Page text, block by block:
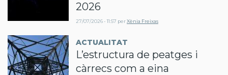
2026
27/07/2026 - 11:57 perXènia Freixas
ACTUALITAT
L’estructura de peatges i
càrrecs com a eina